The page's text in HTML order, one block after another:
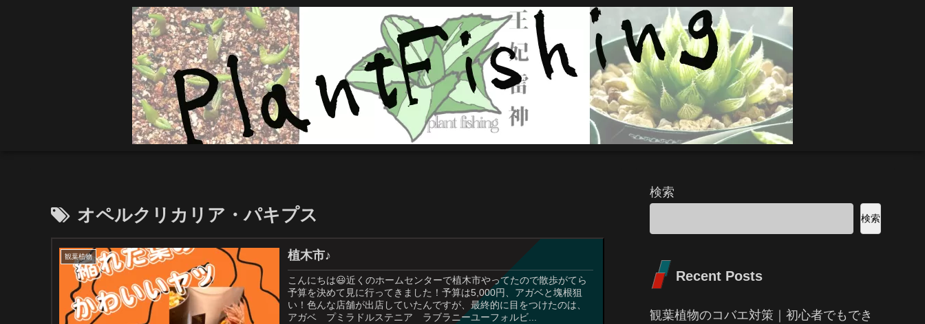
オペルクリカリア・パキプス
観葉植物 植木市♪
こんにちは😃近くのホームセンターで植木市やってたので散歩がてら
予算を決めて見に行ってきました！予算は5,000円、アガベと塊根狙
い！色んな店舗が出店していたんですが、最終的に目をつけたのは、
アガベ プミラドルステニア ラブラニーユーフォルビ...
検索
検索
Recent Posts
観葉植物のコバエ対策｜初心者でもでき